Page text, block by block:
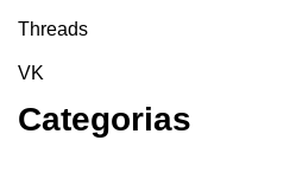
Threads
VK
Categorias